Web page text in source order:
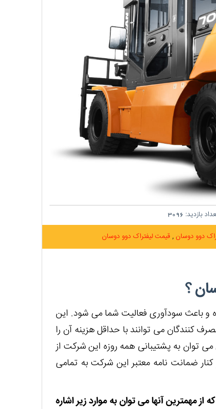
بازدید: 3096
دوو دوسان قیمت لیفتراک دوو دوسان
؟
و باعث سودآوری فعالیت شما می شود. این
کنندگان می توانند با حداقل هزینه آن را
توان به پشتیبانی همه روزه این شرکت از
ضمانت نامه معتبر این شرکت به تمامی
مهمترین آنها می توان به موارد زیر اشاره